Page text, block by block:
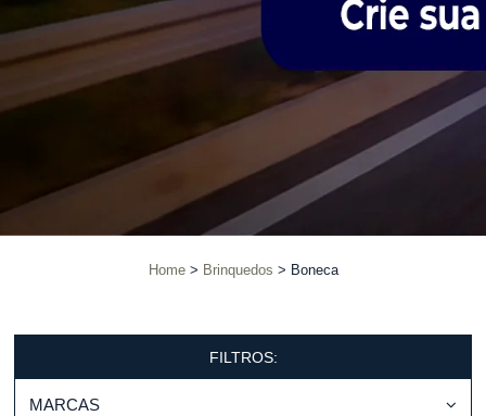
Home Brinquedos Boneca
FILTROS:
MARCAS